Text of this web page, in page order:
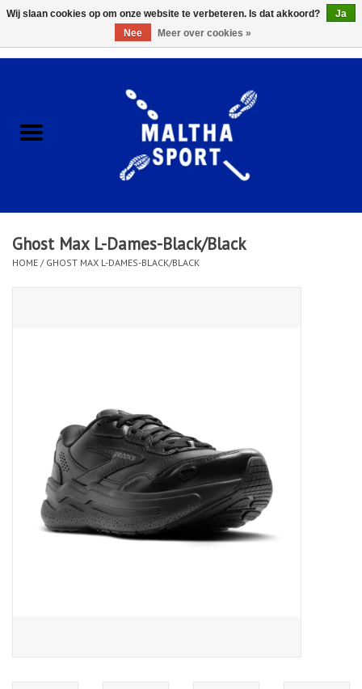
ACCESSOIRES/HARDWARE
KLEDING
CLUBSHOPS
Ghost Max L-Dames-Black/Black
HOME / GHOST MAX L-DAMES-BLACK/BLACK
Wij slaan cookies op om onze website te verbeteren. Is dat akkoord?
Ja
Nee
Meer over cookies »